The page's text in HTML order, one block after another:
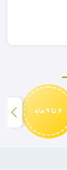
6 تا 9 ماه